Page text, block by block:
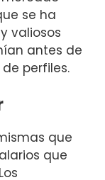
se ha
valiosos
antes de
perfiles.
que
que